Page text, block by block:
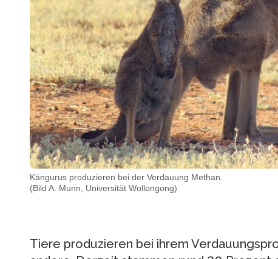
Kängurus produzieren bei der Verdauung Methan.
(Bild A. Munn, Universität Wollongong)
Tiere produzieren bei ihrem